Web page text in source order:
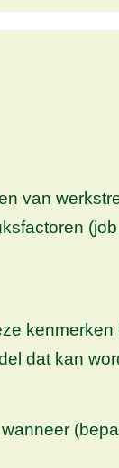
van
dat kan